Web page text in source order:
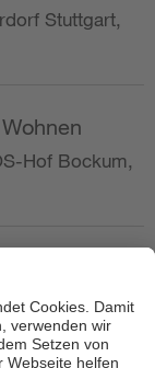
Stuttgart,
Hof Bockum,
d) als